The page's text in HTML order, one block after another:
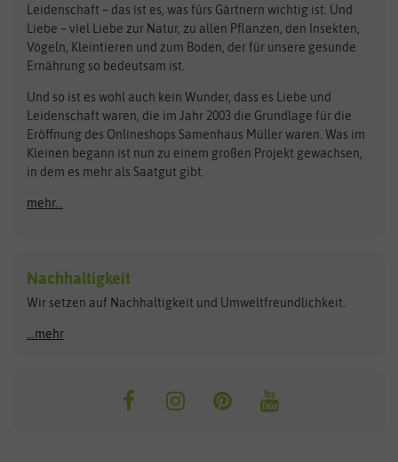
Obstsamen
Pilzbrut
Rasensamen
Steckzwiebeln
Zimmer & Kübelpflanzen
Kataloge
Schnäppchen
Anzucht & Gartenzubehör
Anzuchtschalen
Heizmatte & Heizkabel
Kokos-Quelltabletten
Zimmergewächshaus
Bingenheimer Saatgut
Bionana
BIOWOL
Blumicorn
Bûten Birds
Carl Pabst
Dürr-Samen
Feldsaaten Freudenberger
Fertil
Flora Elite
Florissa
Flortis
Franchi Sementi
Hortitops
JUB Holland
Leidenschaft – das ist es, was fürs Gärtnern wichtig ist. Und
Liebe – viel Liebe zur Natur, zu allen Pflanzen, den Insekten,
Vögeln, Kleintieren und zum Boden, der für unsere gesunde
Ernährung so bedeutsam ist.
Und so ist es wohl auch kein Wunder, dass es Liebe und
Leidenschaft waren, die im Jahr 2003 die Grundlage für die
Eröffnung des Onlineshops Samenhaus Müller waren. Was im
Kleinen begann ist nun zu einem großen Projekt gewachsen,
in dem es mehr als Saatgut gibt.
mehr...
Nachhaltigkeit
Wir setzen auf Nachhaltigkeit und Umweltfreundlichkeit.
...mehr